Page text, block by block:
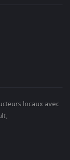
locaux avec